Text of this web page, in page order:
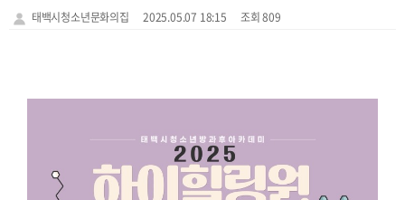
태백시청소년문화의집 2025.05.07 18:15 조회 809